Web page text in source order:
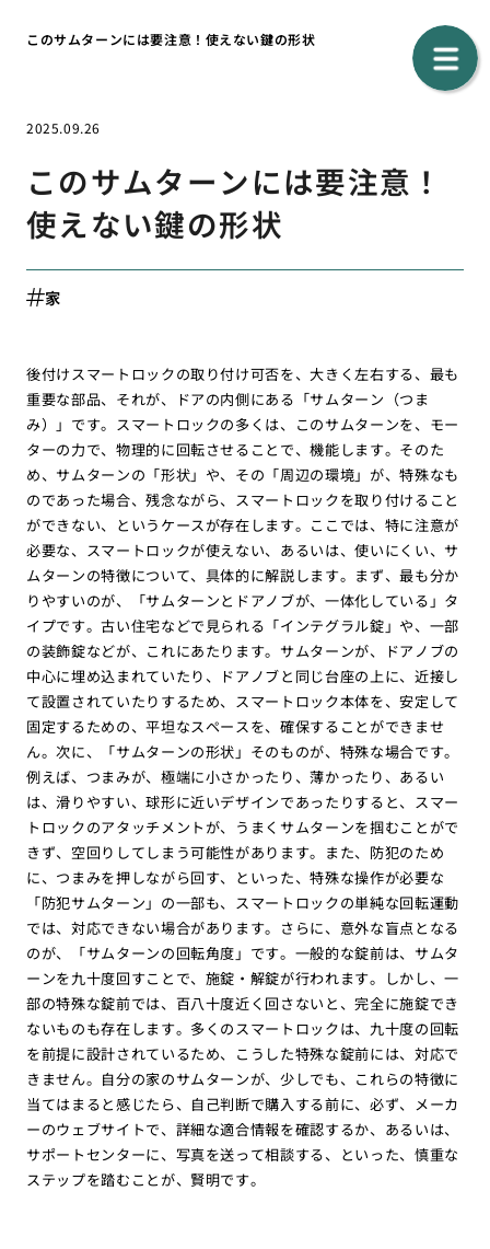
このサムターンには要注意！使えない鍵の形状
2025.09.26
このサムターンには要注意！
使えない鍵の形状
家
後付けスマートロックの取り付け可否を、大きく左右する、最も
重要な部品、それが、ドアの内側にある「サムターン（つま
み）」です。スマートロックの多くは、このサムターンを、モー
ターの力で、物理的に回転させることで、機能します。そのた
め、サムターンの「形状」や、その「周辺の環境」が、特殊なも
のであった場合、残念ながら、スマートロックを取り付けること
ができない、というケースが存在します。ここでは、特に注意が
必要な、スマートロックが使えない、あるいは、使いにくい、サ
ムターンの特徴について、具体的に解説します。まず、最も分か
りやすいのが、「サムターンとドアノブが、一体化している」タ
イプです。古い住宅などで見られる「インテグラル錠」や、一部
の装飾錠などが、これにあたります。サムターンが、ドアノブの
中心に埋め込まれていたり、ドアノブと同じ台座の上に、近接し
て設置されていたりするため、スマートロック本体を、安定して
固定するための、平坦なスペースを、確保することができませ
ん。次に、「サムターンの形状」そのものが、特殊な場合です。
例えば、つまみが、極端に小さかったり、薄かったり、あるい
は、滑りやすい、球形に近いデザインであったりすると、スマー
トロックのアタッチメントが、うまくサムターンを掴むことがで
きず、空回りしてしまう可能性があります。また、防犯のため
に、つまみを押しながら回す、といった、特殊な操作が必要な
「防犯サムターン」の一部も、スマートロックの単純な回転運動
では、対応できない場合があります。さらに、意外な盲点となる
のが、「サムターンの回転角度」です。一般的な錠前は、サムタ
ーンを九十度回すことで、施錠・解錠が行われます。しかし、一
部の特殊な錠前では、百八十度近く回さないと、完全に施錠でき
ないものも存在します。多くのスマートロックは、九十度の回転
を前提に設計されているため、こうした特殊な錠前には、対応で
きません。自分の家のサムターンが、少しでも、これらの特徴に
当てはまると感じたら、自己判断で購入する前に、必ず、メーカ
ーのウェブサイトで、詳細な適合情報を確認するか、あるいは、
サポートセンターに、写真を送って相談する、といった、慎重な
ステップを踏むことが、賢明です。